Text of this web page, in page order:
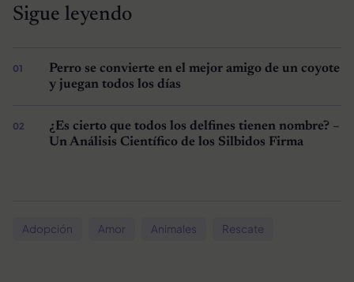
Sigue leyendo
Perro se convierte en el mejor amigo de un coyote
y juegan todos los días
¿Es cierto que todos los delfines tienen nombre? –
Un Análisis Científico de los Silbidos Firma
Adopción Amor Animales Rescate